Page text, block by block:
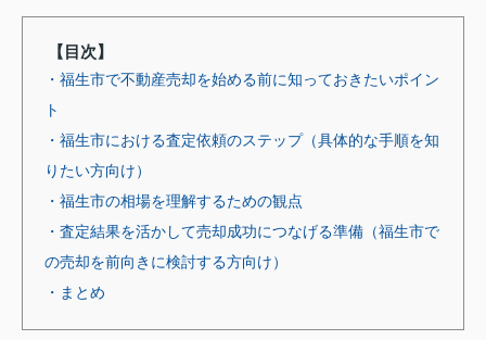
【目次】
・福生市で不動産売却を始める前に知っておきたいポイン
ト
・福生市における査定依頼のステップ（具体的な手順を知
りたい方向け）
・福生市の相場を理解するための観点
・査定結果を活かして売却成功につなげる準備（福生市で
の売却を前向きに検討する方向け）
・まとめ